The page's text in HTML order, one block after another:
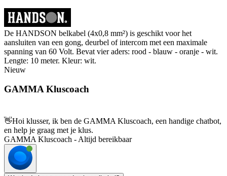
De HANDSON belkabel (4x0,8 mm²) is geschikt voor het
aansluiten van een gong, deurbel of intercom met een maximale
spanning van 60 Volt. Bevat vier aders: rood - blauw - oranje - wit.
Lengte: 10 meter. Kleur: wit.
Nieuw
GAMMA Kluscoach
👋Hoi klusser, ik ben de GAMMA Kluscoach, een handige chatbot,
en help je graag met je klus.
GAMMA Kluscoach - Altijd bereikbaar